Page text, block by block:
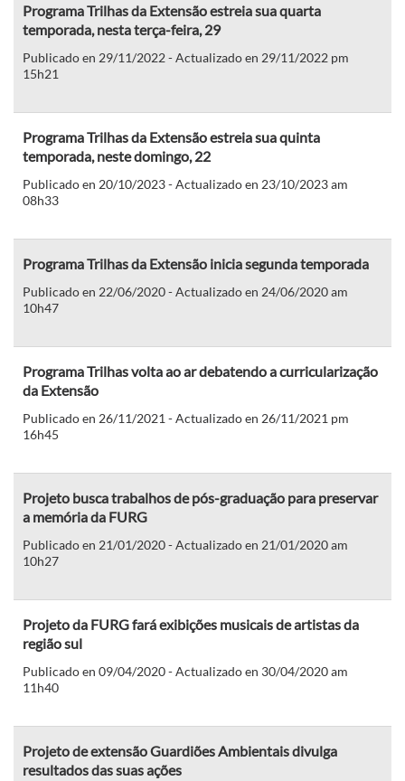
Programa Trilhas da Extensão estreia sua quarta
temporada, nesta terça-feira, 29
Publicado en 29/11/2022 - Actualizado en 29/11/2022 pm
15h21
Programa Trilhas da Extensão estreia sua quinta
temporada, neste domingo, 22
Publicado en 20/10/2023 - Actualizado en 23/10/2023 am
08h33
Programa Trilhas da Extensão inicia segunda temporada
Publicado en 22/06/2020 - Actualizado en 24/06/2020 am
10h47
Programa Trilhas volta ao ar debatendo a curricularização
da Extensão
Publicado en 26/11/2021 - Actualizado en 26/11/2021 pm
16h45
Projeto busca trabalhos de pós-graduação para preservar
a memória da FURG
Publicado en 21/01/2020 - Actualizado en 21/01/2020 am
10h27
Projeto da FURG fará exibições musicais de artistas da
região sul
Publicado en 09/04/2020 - Actualizado en 30/04/2020 am
11h40
Projeto de extensão Guardiões Ambientais divulga
resultados das suas ações